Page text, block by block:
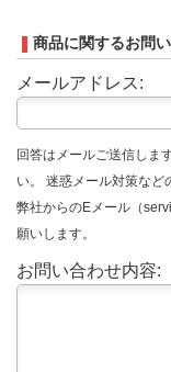
商品に関するお問
メールアドレス:
回答はメールご送信しま
い。 迷惑メール対策など
弊社からのEメール（
願いします。
お問い合わせ内容: